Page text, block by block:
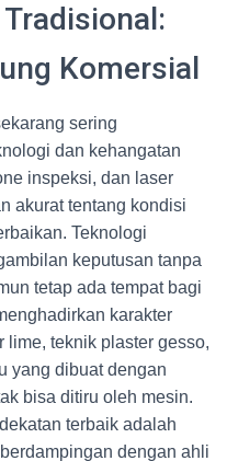
Komersial
sering
dan kehangatan
inspeksi, dan laser
akurat tentang kondisi
Teknologi
keputusan tanpa
tetap ada tempat bagi
karakter
lime, teknik plaster gesso,
yang dibuat dengan
bisa ditiru oleh mesin.
terbaik adalah
dengan ahli